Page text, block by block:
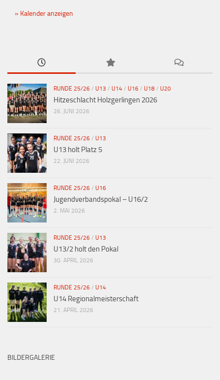
Kalender anzeigen
RUNDE 25/26 / U13 / U14 / U16 / U18 / U20
Hitzeschlacht Holzgerlingen 2026
26. JUNI 2026
RUNDE 25/26 / U13
U13 holt Platz 5
22. JUNI 2026
RUNDE 25/26 / U16
Jugendverbandspokal – U16/2
2. MAI 2026
RUNDE 25/26 / U13
U13/2 holt den Pokal
30. APRIL 2026
RUNDE 25/26 / U14
U14 Regionalmeisterschaft
21. APRIL 2026
BILDERGALERIE